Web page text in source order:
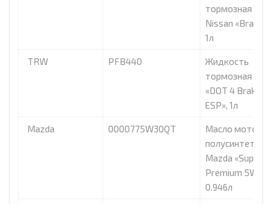
тормозная dot
Nissan «Brake
1л
TRW PFB440
Жидкость
тормозная
«DOT 4 Brake
ESP», 1л
Mazda 0000775W30QT
Масло
Mazda «Super
Premium 5W-
0.946л